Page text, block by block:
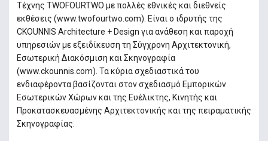
Τέχνης TWOFOURTWO με πολλές εθνικές και διεθνείς
εκθέσεις (www.twofourtwo.com). Είναι ο ιδρυτής της
CKOUNNIS Architecture + Design για ανάθεση και παροχή
υπηρεσιών με εξειδίκευση τη Σύγχρονη Αρχιτεκτονική,
Εσωτερική Διακόσμιση και Σκηνογραφία
(www.ckounnis.com). Τα κύρια σχεδιαστικά του
ενδιαφέροντα βασίζονται στον σχεδιασμό Εμπορικών
Εσωτερικών Χώρων και της Ευέλικτης, Κινητής και
Προκατασκευασμένης Αρχιτεκτονικής και της πειραματικής
Σκηνογραφίας.